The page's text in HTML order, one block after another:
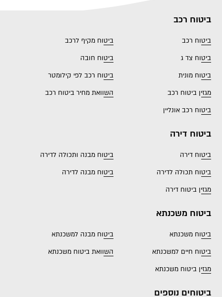
ביטוח רכב
ביטוח רכב
ביטוח מקיף לרכב
ביטוח צד ג
ביטוח חובה
ביטוח מונית
ביטוח רכב לפי קילומטר
מגזין ביטוח רכב
השוואת מחיר ביטוח רכב
ביטוח רכב אונליין
ביטוח דירה
ביטוח דירה
ביטוח מבנה ותכולה לדירה
ביטוח תכולה לדירה
ביטוח מבנה לדירה
מגזין ביטוח דירה
ביטוח משכנתא
ביטוח משכנתא
ביטוח מבנה למשכנתא
ביטוח חיים למשכנתא
השוואת ביטוח משכנתא
מגזין ביטוח משכנתא
ביטוחים נוספים